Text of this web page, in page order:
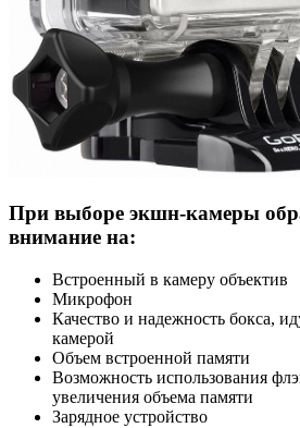
При выборе экшн-камеры
внимание на:
Встроенный в камеру объектив
Микрофон
Качество и надежность бокса,
камерой
Объем встроенной памяти
Возможность использования
увеличения объема памяти
Зарядное устройство